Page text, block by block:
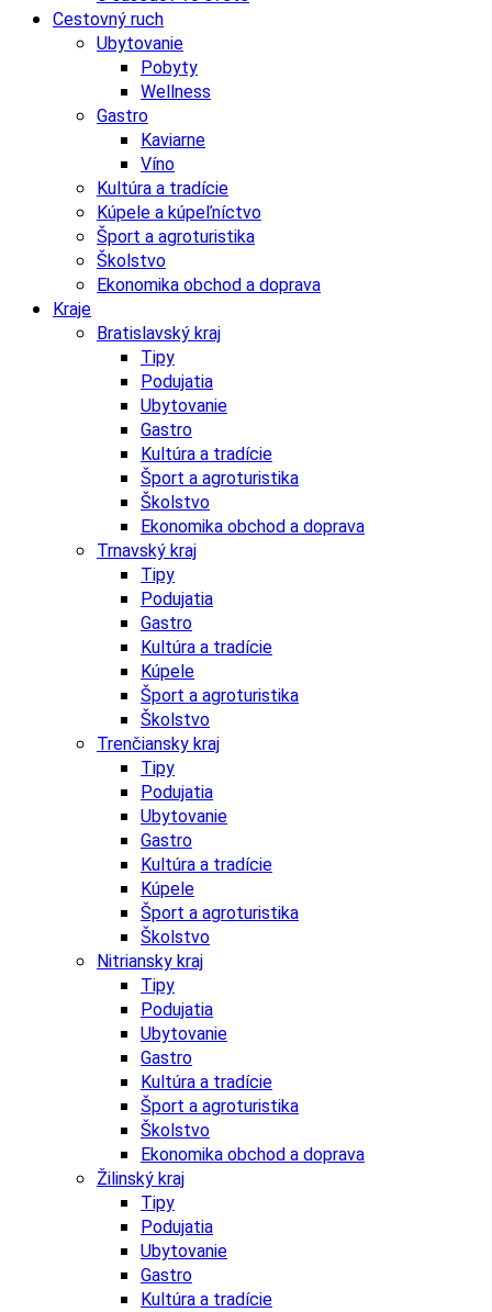
Cestovný ruch
Ubytovanie
Pobyty
Wellness
Gastro
Kaviarne
Víno
Kultúra a tradície
Kúpele a kúpeľníctvo
Šport a agroturistika
Školstvo
Ekonomika obchod a doprava
Kraje
Bratislavský kraj
Tipy
Podujatia
Ubytovanie
Gastro
Kultúra a tradície
Šport a agroturistika
Školstvo
Ekonomika obchod a doprava
Trnavský kraj
Tipy
Podujatia
Gastro
Kultúra a tradície
Kúpele
Šport a agroturistika
Školstvo
Trenčiansky kraj
Tipy
Podujatia
Ubytovanie
Gastro
Kultúra a tradície
Kúpele
Šport a agroturistika
Školstvo
Nitriansky kraj
Tipy
Podujatia
Ubytovanie
Gastro
Kultúra a tradície
Šport a agroturistika
Školstvo
Ekonomika obchod a doprava
Žilinský kraj
Tipy
Podujatia
Ubytovanie
Gastro
Kultúra a tradície